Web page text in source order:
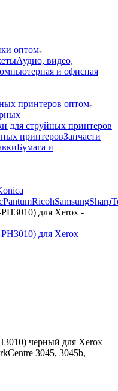
оптом
Аудио, видео,
и офисная
принтеров оптом
для струйных принтеров
принтеровЗапчасти
Бумага и
PantumRicohSamsungSharp
для Xerox -
черный для Xerox
3045, 3045b,